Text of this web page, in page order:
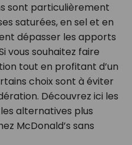
sont particulièrement
saturées, en sel et en
dépasser les apports
vous souhaitez faire
tout en profitant d’un
choix sont à éviter
Découvrez ici les
alternatives plus
McDonald’s sans